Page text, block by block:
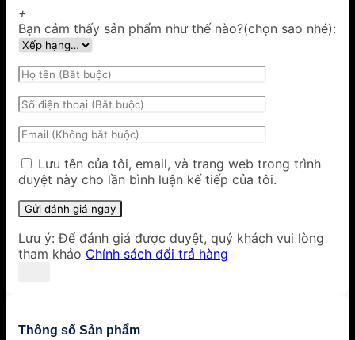
+
Bạn cảm thấy sản phẩm như thế nào?(chọn sao nhé):
Lưu tên của tôi, email, và trang web trong trình
duyệt này cho lần bình luận kế tiếp của tôi.
Lưu ý: Để đánh giá được duyệt, quý khách vui lòng
tham khảo Chính sách đổi trả hàng
Thông số Sản phẩm